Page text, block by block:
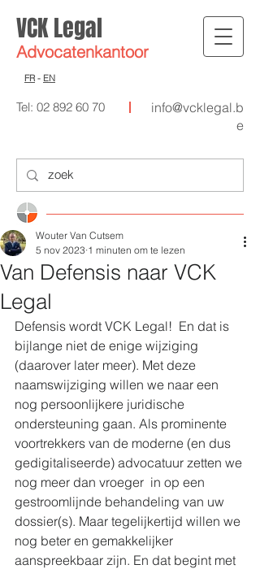
VCK Legal
Advocatenkantoor
Tel: 02 892 60 70
info@vcklegal.b
e
FR - EN
Van Defensis naar VCK
Legal
Wouter Van Cutsem
5 nov 2023 1 minuten om te lezen
Defensis wordt VCK Legal!  En dat is
bijlange niet de enige wijziging
(daarover later meer). Met deze
naamswijziging willen we naar een
nog persoonlijkere juridische
ondersteuning gaan. Als prominente
voortrekkers van de moderne (en dus
gedigitaliseerde) advocatuur zetten we
nog meer dan vroeger  in op een
gestroomlijnde behandeling van uw
dossier(s). Maar tegelijkertijd willen we
nog beter en gemakkelijker
aanspreekbaar zijn. En dat begint met